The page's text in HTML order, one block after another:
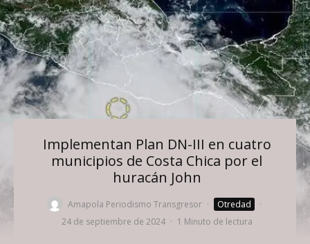
Implementan Plan DN-III en cuatro
municipios de Costa Chica por el
huracán John
Amapola Periodismo Transgresor · Otredad
·
24 de septiembre de 2024 · 1 Minuto de lectura